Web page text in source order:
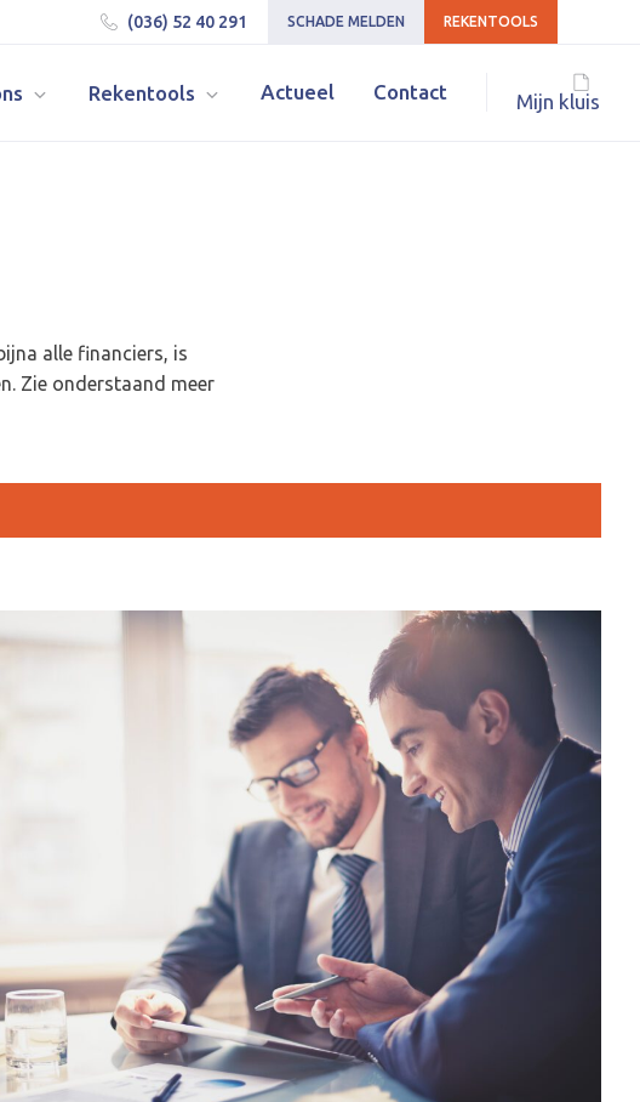
(036) 52 40 291 SCHADE MELDEN REKENTOOLS
Rekentools Actueel Contact Mijn kluis
alle financiers, is
Zie onderstaand meer